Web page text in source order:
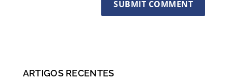
ARTIGOS RECENTES